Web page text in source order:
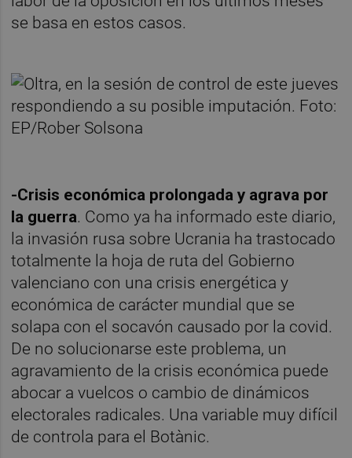
se basa en estos casos.
-Crisis económica prolongada y agrava por
la guerra. Como ya ha informado este diario,
la invasión rusa sobre Ucrania ha trastocado
totalmente la hoja de ruta del Gobierno
valenciano con una crisis energética y
económica de carácter mundial que se
solapa con el socavón causado por la covid.
De no solucionarse este problema, un
agravamiento de la crisis económica puede
abocar a vuelcos o cambio de dinámicos
electorales radicales. Una variable muy difícil
de controla para el Botànic.